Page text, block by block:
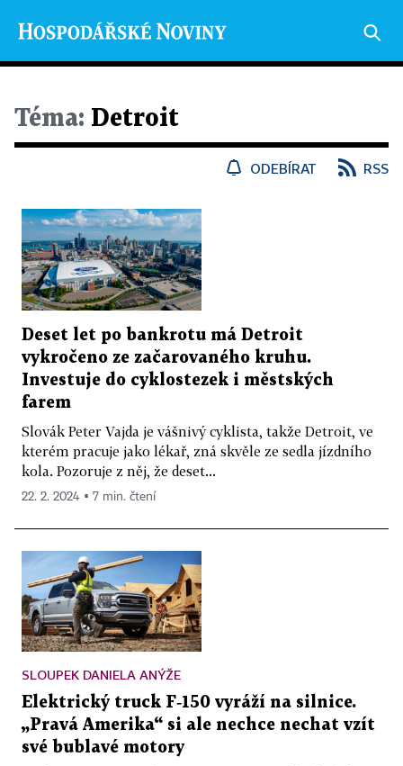
Téma: Detroit
ODEBÍRAT RSS
Deset let po bankrotu má Detroit
vykročeno ze začarovaného kruhu.
Investuje do cyklostezek i městských
farem
Slovák Peter Vajda je vášnivý cyklista, takže Detroit, ve
kterém pracuje jako lékař, zná skvěle ze sedla jízdního
kola. Pozoruje z něj, že deset...
22. 2. 2024 ▪ 7 min. čtení
SLOUPEK DANIELA ANÝŽE
Elektrický truck F‑150 vyráží na silnice.
„Pravá Amerika“ si ale nechce nechat vzít
své bublavé motory